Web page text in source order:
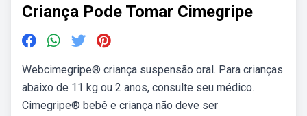
Criança Pode Tomar Cimegripe
Webcimegripe® criança suspensão oral. Para crianças
abaixo de 11 kg ou 2 anos, consulte seu médico.
Cimegripe® bebê e criança não deve ser